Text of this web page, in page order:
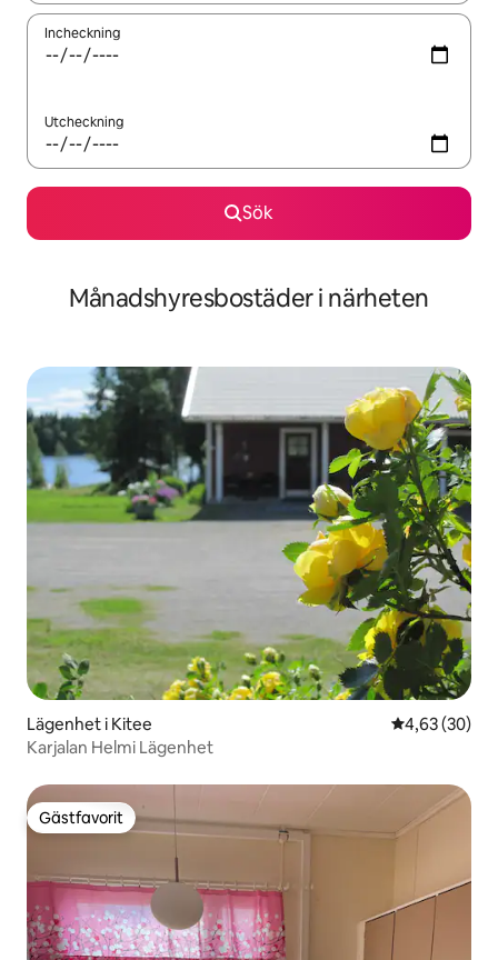
Incheckning
Utcheckning
Sök
Månadshyresbostäder i närheten
Lägenhet i Kitee 4,63 av 5 i
4,63 (30)
Karjalan Helmi Lägenhet
Gästfavorit
Gästfavorit